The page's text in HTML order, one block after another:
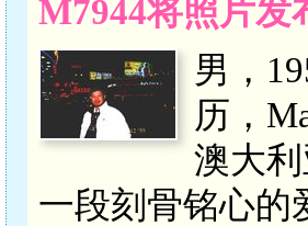
M7944将照片发
男，
历，
澳大
一段刻骨铭心的